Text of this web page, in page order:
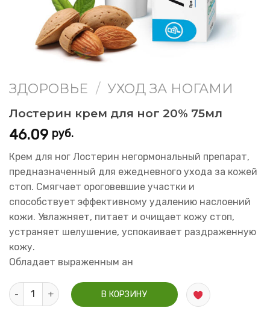
ЗДОРОВЬЕ / УХОД ЗА НОГАМИ
Лостерин крем для ног 20% 75мл
46.09 руб.
Крем для ног Лостерин негормональный препарат,
предназначенный для ежедневного ухода за кожей
стоп. Смягчает ороговевшие участки и
способствует эффективному удалению наслоений
кожи. Увлажняет, питает и очищает кожу стоп,
устраняет шелушение, успокаивает раздраженную
кожу.
Обладает выраженным ан
Количество Лостерин крем для ног 20% 75мл
В КОРЗИНУ